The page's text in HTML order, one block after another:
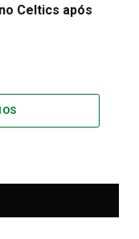
Celtics após